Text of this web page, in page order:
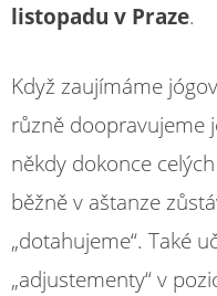
listopadu v Praze.
Když zaujímáme
různě doopravujeme
někdy dokonce
běžně v aštanze
„dotahujeme“. Také
„adjustementy“ v